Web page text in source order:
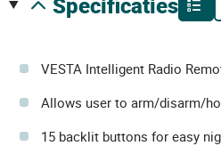
VESTA Intelligent Radio
Allows user to arm/disarm/
15 backlit buttons for easy